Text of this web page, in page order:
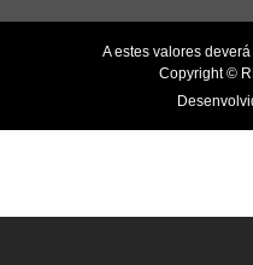
A estes valores
Copyright ©